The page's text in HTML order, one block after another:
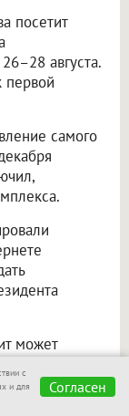
посетит
августа.
первой
самого
может
с
и для
Согласен